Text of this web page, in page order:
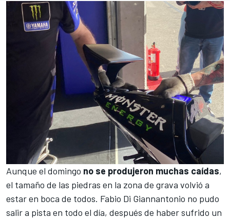
Aunque el domingo no se produjeron muchas caídas,
el tamaño de las piedras en la zona de grava volvió a
estar en boca de todos. Fabio Di Giannantonio no pudo
salir a pista en todo el día, después de haber sufrido un